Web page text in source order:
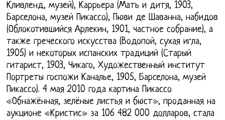
Кливленд, музей), Каррьера (Мать и дитя, 1903,
Барселона, музей Пикассо), Пюви де Шаванна, набидов
(Облокотившийся Арлекин, 1901, частное собрание), а
также греческого искусства (Водопой, сухая игла,
1905) и некоторых испанских традиций (Старый
гитарист, 1903, Чикаго, Художественный институт
Портреты госпожи Каналье, 1905, Барселона, музей
Пикассо). 4 мая 2010 года картина Пикассо
«Обнажённая, зелёные листья и бюст», проданная на
аукционе «Кристис» за 106 482 000 долларов, стала